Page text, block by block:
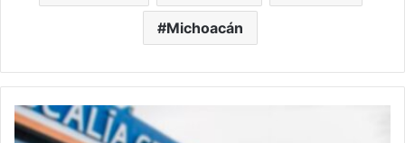
Michoacán
Faltando
3